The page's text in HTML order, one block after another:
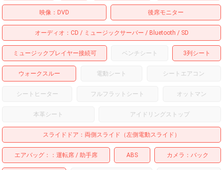
映像 DVD 後席モニター
オーディオ CD ミュージックサーバー Bluetooth SD
ミュージックプレイヤー接続可 ベンチシート 3列シート
ウォークスルー 電動シート シートエアコン
シートヒーター フルフラットシート オットマン
本革シート アイドリングストップ
スライドドア 両側スライド（左側電動スライド）
エアバッグ： 運転席 助手席 ABS カメラ バック